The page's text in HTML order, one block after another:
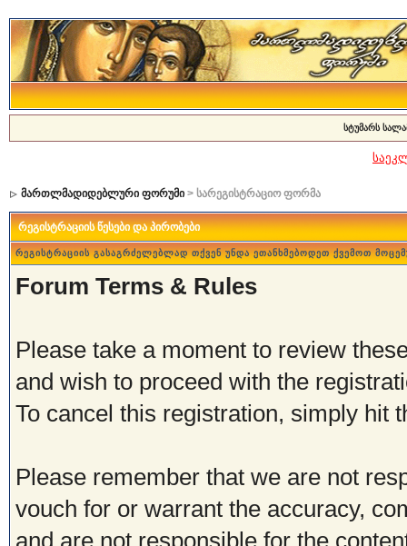
სტუმარს
მართლმადიდებლური ფორუმი> სარეგისტრაციო ფორმა
რეგისტრაციის წესები და პირობები
რეგისტრაციის გასაგრძელებლად თქვენ უნდა ეთანხმებოდეთ ქვემოთ
Forum Terms & Rules
Please take a moment to review
and wish to proceed with the
To cancel this registration, simply hit
Please remember that we are not
vouch for or warrant the accuracy,
and are not responsible for the